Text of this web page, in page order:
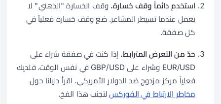
استخدم دائماً وقف خسارة. وقف الخسارة "الذهني" لا
يعمل عندما تسيطر المشاعر. ضع وقف خسارة فعلياً في
كل صفقة.
حدّ من التعرض المترابط. إذا كنت في صفقة شراء على
EUR/USD وشراء على GBP/USD في نفس الوقت، فلديك
فعلياً مركز مزدوج ضد الدولار الأمريكي. اقرأ دليلنا حول
مخاطر الارتباط في الفوركسلتجنب هذا الفخ.